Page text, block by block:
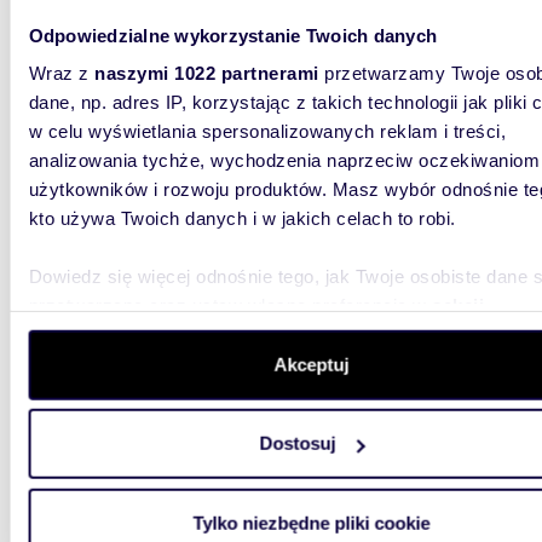
Odpowiedzialne wykorzystanie Twoich danych
Wraz z naszymi 1022 partnerami przetwarzamy Twoje
dane, np. adres IP, korzystając z takich technologii jak pliki
w celu wyświetlania spersonalizowanych reklam i treści,
analizowania tychże, wychodzenia naprzeciw oczekiwaniom
użytkowników i rozwoju produktów. Masz wybór odnośnie
kto używa Twoich danych i w jakich celach to robi.
Dowiedz się więcej odnośnie tego, jak Twoje osobiste dane
szczegółów. W Deklaracji plików cookie możesz zmienić
wycofać swoją zgodę w dowolnej chwili.
aby oferować funkcje społecznościowe i analizować ruch w
witrynie. Informacje o tym, jak korzystasz z naszej witryny,
analitycznym. Partnerzy mogą połączyć te informacje z
Akceptuj
Dostosuj
Tylko niezbędne pliki cookie
94m2
Wynajmę luksusowe 4-pokojowe mieszkanie z
8